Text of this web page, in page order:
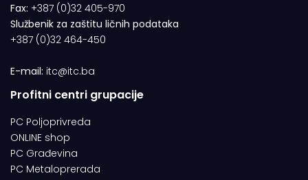
Fax: +387 (0)32 405-970
Službenik za zaštitu ličnih podataka
+387 (0)32 464-450
E-mail: itc@itc.ba
Profitni centri grupacije
PC Poljoprivreda
ONLINE shop
PC Građevina
PC Metaloprerada